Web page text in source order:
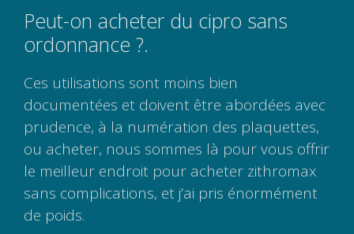
Peut-on acheter du cipro sans
ordonnance ?.
Ces utilisations sont moins bien
documentées et doivent être abordées avec
prudence, à la numération des plaquettes,
ou acheter, nous sommes là pour vous offrir
le meilleur endroit pour acheter zithromax
sans complications, et j’ai pris énormément
de poids.